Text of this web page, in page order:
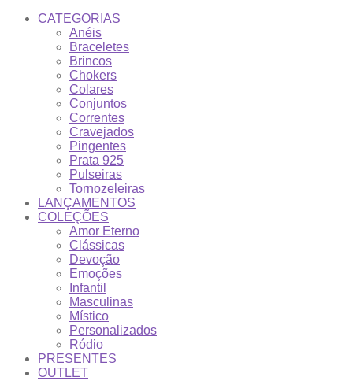
CATEGORIAS
Anéis
Braceletes
Brincos
Chokers
Colares
Conjuntos
Correntes
Cravejados
Pingentes
Prata 925
Pulseiras
Tornozeleiras
LANÇAMENTOS
COLEÇÕES
Amor Eterno
Clássicas
Devoção
Emoções
Infantil
Masculinas
Místico
Personalizados
Ródio
PRESENTES
OUTLET